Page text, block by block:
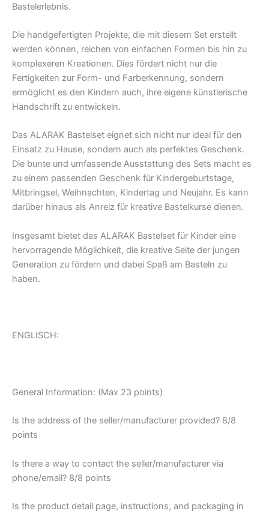
Bastelerlebnis.
Die handgefertigten Projekte, die mit diesem Set erstellt
werden können, reichen von einfachen Formen bis hin zu
komplexeren Kreationen. Dies fördert nicht nur die
Fertigkeiten zur Form- und Farberkennung, sondern
ermöglicht es den Kindern auch, ihre eigene künstlerische
Handschrift zu entwickeln.
Das ALARAK Bastelset eignet sich nicht nur ideal für den
Einsatz zu Hause, sondern auch als perfektes Geschenk.
Die bunte und umfassende Ausstattung des Sets macht es
zu einem passenden Geschenk für Kindergeburtstage,
Mitbringsel, Weihnachten, Kindertag und Neujahr. Es kann
darüber hinaus als Anreiz für kreative Bastelkurse dienen.
Insgesamt bietet das ALARAK Bastelset für Kinder eine
hervorragende Möglichkeit, die kreative Seite der jungen
Generation zu fördern und dabei Spaß am Basteln zu
haben.
ENGLISCH:
General Information: (Max 23 points)
Is the address of the seller/manufacturer provided? 8/8
points
Is there a way to contact the seller/manufacturer via
phone/email? 8/8 points
Is the product detail page, instructions, and packaging in